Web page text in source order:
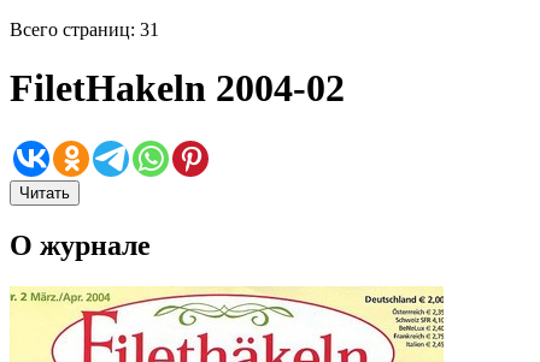
Всего страниц: 31
FiletHakeln 2004-02
Читать
О журнале